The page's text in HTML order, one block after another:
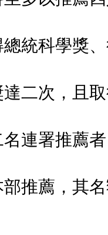
統科學獎
二次，且
連署推薦
推薦，其